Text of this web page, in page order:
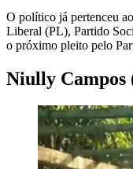
O político já pertenceu
Liberal (PL), Partido
o próximo pleito pelo
Niully Campos